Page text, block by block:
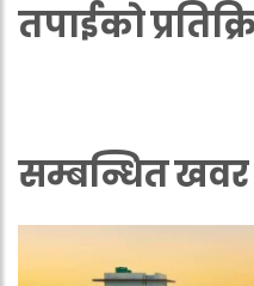
तपाईको
सम्बन्धित खवर